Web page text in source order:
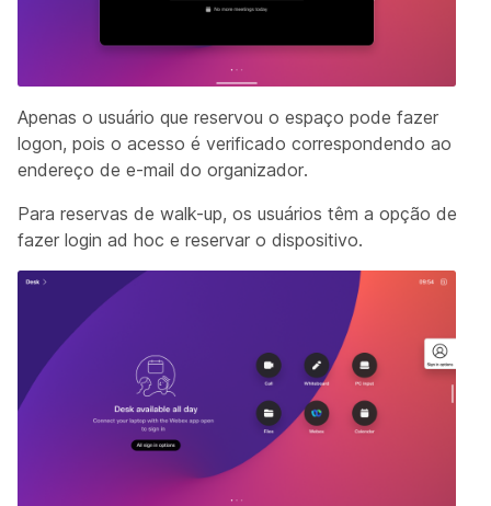
Apenas o usuário que reservou o espaço pode fazer
logon, pois o acesso é verificado correspondendo ao
endereço de e-mail do organizador.
Para reservas de walk-up, os usuários têm a opção de
fazer login ad hoc e reservar o dispositivo.